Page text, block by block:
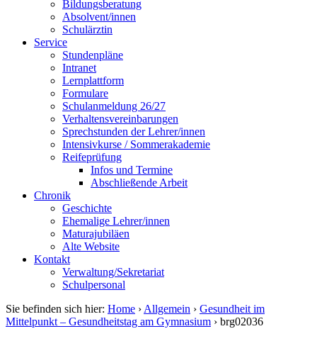
Bildungsberatung
Absolvent/innen
Schulärztin
Service
Stundenpläne
Intranet
Lernplattform
Formulare
Schulanmeldung 26/27
Verhaltensvereinbarungen
Sprechstunden der Lehrer/innen
Intensivkurse / Sommerakademie
Reifeprüfung
Infos und Termine
Abschließende Arbeit
Chronik
Geschichte
Ehemalige Lehrer/innen
Maturajubiläen
Alte Website
Kontakt
Verwaltung/Sekretariat
Schulpersonal
Sie befinden sich hier: Home › Allgemein › Gesundheit im
Mittelpunkt – Gesundheitstag am Gymnasium › brg02036